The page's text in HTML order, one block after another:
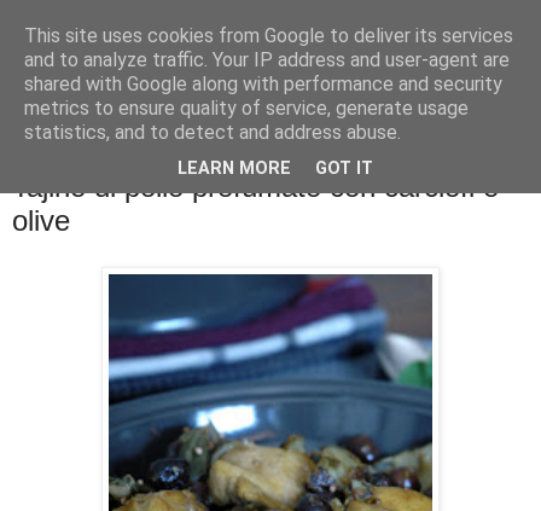
La cucina di QB
Se l'uomo è ciò che mangia il cuoco è ciò che cucina?
Tajine di pollo profumato con carciofi e
olive
This site uses cookies from Google to deliver its services
and to analyze traffic. Your IP address and user-agent are
shared with Google along with performance and security
metrics to ensure quality of service, generate usage
statistics, and to detect and address abuse.
LEARN MORE GOT IT